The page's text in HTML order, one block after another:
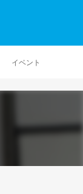
イベント